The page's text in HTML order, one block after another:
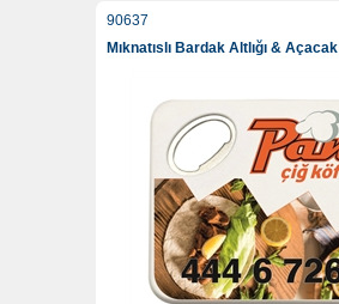
90637
Mıknatıslı Bardak Altlığı & Açacak